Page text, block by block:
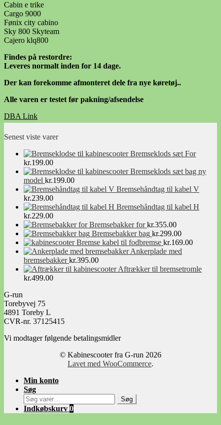
Cabin e trike
Cargo 9000
Fønix city cabino
Sky 800 Skyteam
Cajero klq800
Findes på restordre:
Leveres normalt inden for 14 dage.
Der kan forekomme afmonteret dele fra nye køretøj..
Alle varen er testet før pakning/afsendelse
DBA Link
Facebook Link
Senest viste varer
Bremseklods sæt For
kr.199.00
Bremseklods sæt bag ny
model kr.199.00
Bremsehåndtag til kabel V
kr.239.00
Bremsehåndtag til kabel H
kr.229.00
Bremsebakker for kr.355.00
Bremsebakker bag kr.299.00
Bremse kabel til fodbremse kr.169.00
Ankerplade med
bremsebakker kr.395.00
Aftrækker til bremsetromle
kr.499.00
G-run
Torebyvej 75
4891 Toreby L
CVR-nr. 37125415
Vi modtager følgende betalingsmidler
© Kabinescooter fra G-run 2026
Lavet med WooCommerce.
Min konto
Søg
Søg
efter:
Søg
Indkøbskurv 0